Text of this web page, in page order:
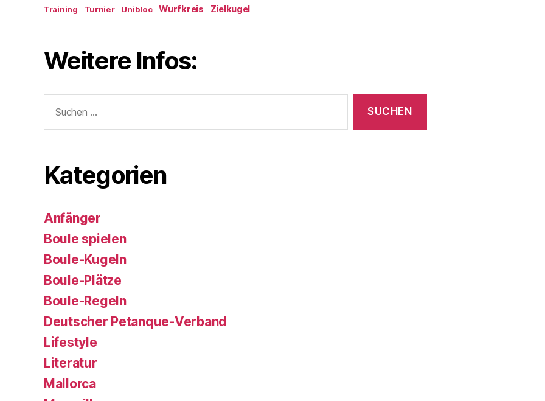
Training
Turnier Unibloc Wurfkreis Zielkugel
Weitere Infos:
nach:
Kategorien
Anfänger
Boule spielen
Boule-Kugeln
Boule-Plätze
Boule-Regeln
Deutscher Petanque-Verband
Lifestyle
Literatur
Mallorca